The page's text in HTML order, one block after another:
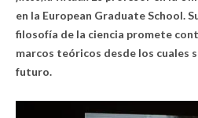
en la European Graduate School.
filosofía de la ciencia promete
marcos teóricos desde los cuales
futuro.